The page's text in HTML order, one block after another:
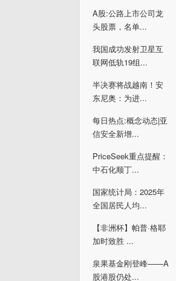
A股:公路上市公司龙
头股票，名单...
我国成功发射卫星互
联网低轨19组...
半决赛将战越南！安
东尼奥：为进...
每日热点:概念动态|亚
信安全新增...
PriceSeek重点提醒：
中石化顺丁...
国家统计局：2025年
全国居民人均...
【非洲杯】帕普·格耶
加时致胜 ...
泉果基金刚登峰——A
股港股仍处...